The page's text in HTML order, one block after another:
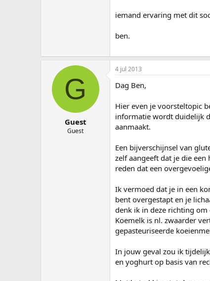
iemand ervaring met dit
ben.
G
Guest
Guest
4 jul 2013
Dag Ben,
Hier even je voorsteltopic
informatie wordt duidelijk
aanmaakt.
Een bijverschijnsel van
zelf aangeeft dat je die
reden dat een
Ik vermoed dat je in een
bent overgestapt en je
denk ik in deze richting om
Koemelk is nl. zwaarder
gepasteuriseerde
In jouw geval zou ik
en yoghurt op basis van